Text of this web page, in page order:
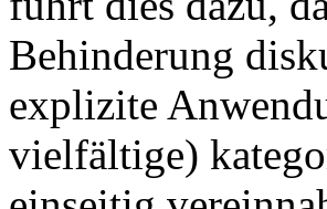
Behinderung
explizite
vielfältige)